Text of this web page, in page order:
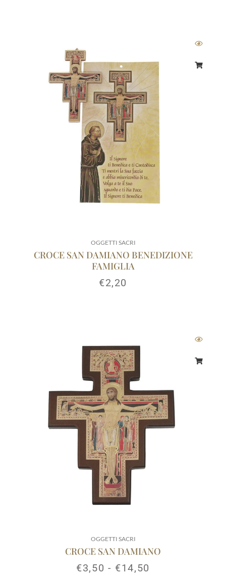
OGGETTI SACRI
CROCE SAN DAMIANO BENEDIZIONE
FAMIGLIA
€2,20
OGGETTI SACRI
CROCE SAN DAMIANO
€3,50 - €14,50
a
€14,50